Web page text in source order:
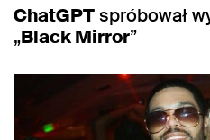
ChatGPTspróbował
„Black Mirror”